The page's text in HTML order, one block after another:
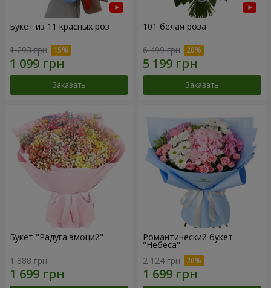
Букет из 11 красных роз
1 293 грн
Заказать
101 белая роза
6 499 грн
Заказать
Букет "Радуга эмоций"
1 888 грн
Романтический букет
"Небеса"
2 124 грн